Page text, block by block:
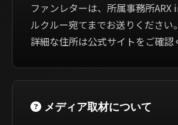
ファンレターは、所属事務所ARX
ルクルー宛てまでお送りください。
詳細な住所は公式サイトをご確認
メディア取材について